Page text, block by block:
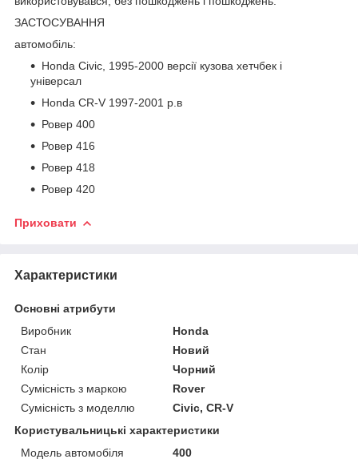
ЗАСТОСУВАННЯ
автомобіль:
Honda Civic, 1995-2000 версії кузова хетчбек і
універсал
Honda CR-V 1997-2001 р.в
Ровер 400
Ровер 416
Ровер 418
Ровер 420
Приховати
Характеристики
Основні атрибути
Виробник
Honda
Стан
Новий
Колір
Чорний
Сумісність з маркою
Rover
Сумісність з моделлю
Civic, CR-V
Користувальницькі характеристики
Модель автомобіля
400